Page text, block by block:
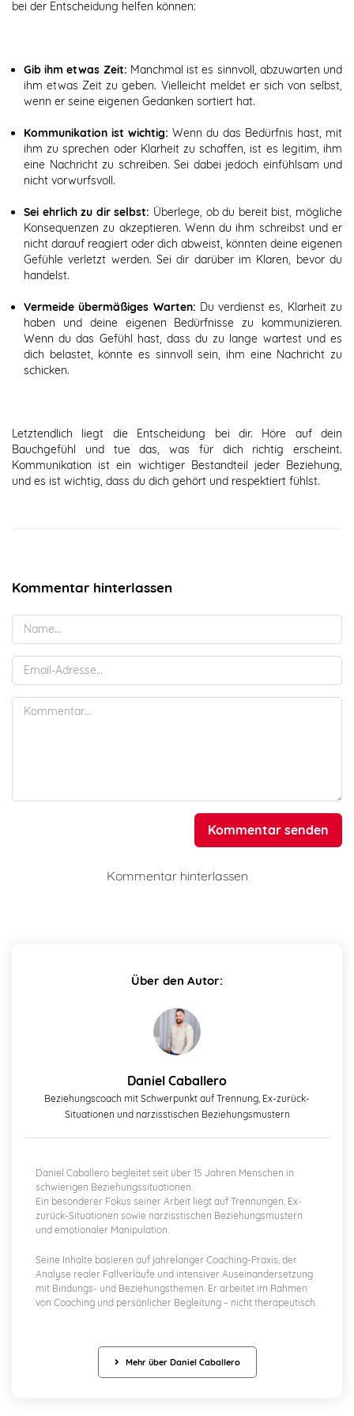
bei der Entscheidung helfen können:
Gib ihm etwas Zeit: Manchmal ist es sinnvoll, abzuwarten und
ihm etwas Zeit zu geben. Vielleicht meldet er sich von selbst,
wenn er seine eigenen Gedanken sortiert hat.
Kommunikation ist wichtig: Wenn du das Bedürfnis hast, mit
ihm zu sprechen oder Klarheit zu schaffen, ist es legitim, ihm
eine Nachricht zu schreiben. Sei dabei jedoch einfühlsam und
nicht vorwurfsvoll.
Sei ehrlich zu dir selbst: Überlege, ob du bereit bist, mögliche
Konsequenzen zu akzeptieren. Wenn du ihm schreibst und er
nicht darauf reagiert oder dich abweist, könnten deine eigenen
Gefühle verletzt werden. Sei dir darüber im Klaren, bevor du
handelst.
Vermeide übermäßiges Warten: Du verdienst es, Klarheit zu
haben und deine eigenen Bedürfnisse zu kommunizieren.
Wenn du das Gefühl hast, dass du zu lange wartest und es
dich belastet, könnte es sinnvoll sein, ihm eine Nachricht zu
schicken.
Letztendlich liegt die Entscheidung bei dir. Höre auf dein
Bauchgefühl und tue das, was für dich richtig erscheint.
Kommunikation ist ein wichtiger Bestandteil jeder Beziehung,
und es ist wichtig, dass du dich gehört und respektiert fühlst.
Kommentar hinterlassen
Kommentar senden
Kommentar hinterlassen
Über den Autor:
Daniel Caballero
Beziehungscoach mit Schwerpunkt auf Trennung, Ex-zurück-
Situationen und narzisstischen Beziehungsmustern
Daniel Caballero begleitet seit über 15 Jahren Menschen in
schwierigen Beziehungssituationen.
Ein besonderer Fokus seiner Arbeit liegt auf Trennungen, Ex-
zurück-Situationen sowie narzisstischen Beziehungsmustern
und emotionaler Manipulation.
Seine Inhalte basieren auf jahrelanger Coaching-Praxis, der
Analyse realer Fallverläufe und intensiver Auseinandersetzung
mit Bindungs- und Beziehungsthemen. Er arbeitet im Rahmen
von Coaching und persönlicher Begleitung – nicht therapeutisch.
Mehr über Daniel Caballero